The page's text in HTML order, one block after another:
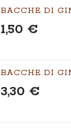
BACCHE DI
1,50 €
BACCHE DI
3,30 €